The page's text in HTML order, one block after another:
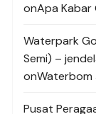
onApa Kabar
Waterpark
Semi) –
onWaterbom
Pusat